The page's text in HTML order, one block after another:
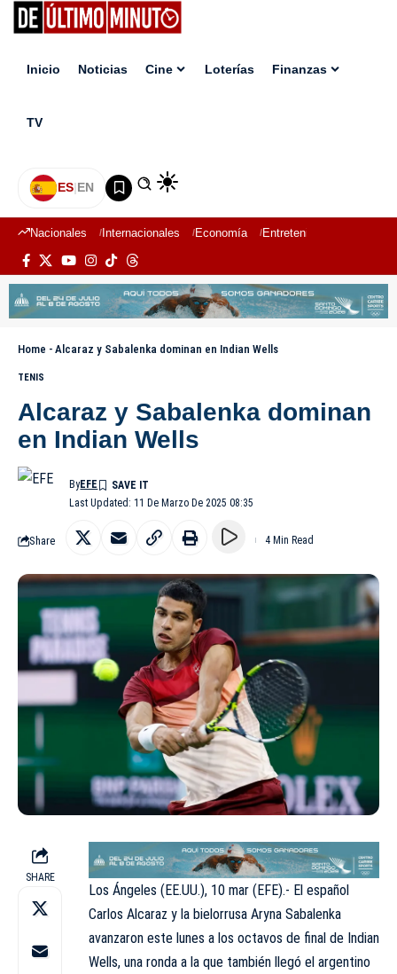
Inicio Noticias Cine Loterías Finanzas
TV
ES|EN
Nacionales Internacionales Economía Entretenimiento
Home - Alcaraz y Sabalenka dominan en Indian Wells
TENIS
Alcaraz y Sabalenka dominan
en Indian Wells
Last Updated: 11 De Marzo De 2025 08:35
ByEFE
Share 4 Min Read
SHARE
Los Ángeles (EE.UU.), 10 mar (EFE).- El español
Carlos Alcaraz y la bielorrusa Aryna Sabalenka
avanzaron este lunes a los octavos de final de Indian
Wells, una ronda a la que también llegó el argentino